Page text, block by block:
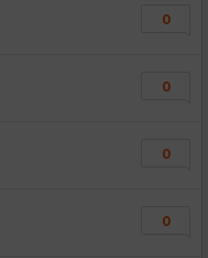
0
0
0
0